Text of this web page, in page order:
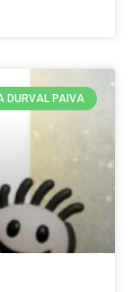
DURVAL PAIVA